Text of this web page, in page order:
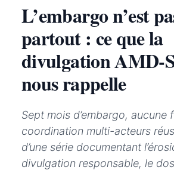
L’embargo n’est
partout : ce que la
divulgation AMD-
nous rappelle
Sept mois d’embargo, aucune
coordination multi-acteurs
d’une série documentant
divulgation responsable, le